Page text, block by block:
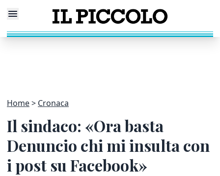
Home Cronaca
Il sindaco: «Ora basta
Denuncio chi mi insulta con
i post su Facebook»